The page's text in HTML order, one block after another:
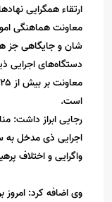
ارتقاء همگرایی
معاونت هماهنگی
شان و جایگاهی جز
دستگاه‌های اجرایی
است.
رجایی ابراز داشت:
اجرایی ذی مدخل
واگرایی و اختلاف
وی اضافه کرد: امروز